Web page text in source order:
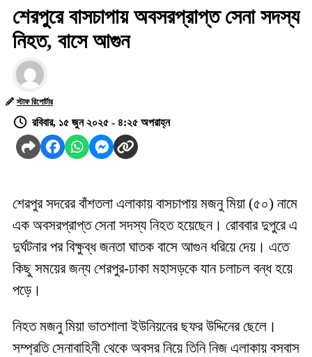
শেরপুরে বাসচাপায় অবসরপ্রাপ্ত সেনা সদস্য
নিহত, বাসে আগুন
স্টাফ রিপোর্টার
রবিবার, ১৫ জুন ২০২৫ - ৪:২৫ অপরাহ্ন
শেরপুর সদরের বাঁশতলা এলাকায় বাসচাপায় মজনু মিয়া (৫০) নামে
এক অবসরপ্রাপ্ত সেনা সদস্য নিহত হয়েছেন। রোববার দুপুরে এ
দুর্ঘটনার পর বিক্ষুব্ধ জনতা ঘাতক বাসে আগুন ধরিয়ে দেয়। এতে
কিছু সময়ের জন্য শেরপুর-ঢাকা মহাসড়কে যান চলাচল বন্ধ হয়ে
পড়ে।
নিহত মজনু মিয়া ভাতশালা ইউনিয়নের ছফর উদ্দিনের ছেলে।
সম্প্রতি সেনাবাহিনী থেকে অবসর নিয়ে তিনি নিজ এলাকায় বসবাস